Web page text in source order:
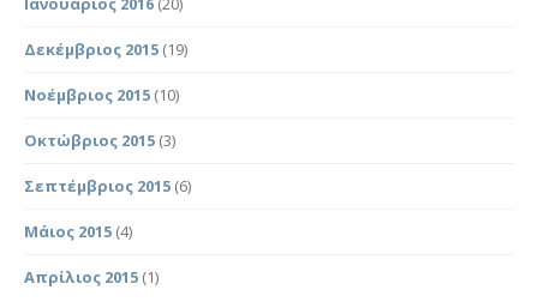
Δεκέμβριος 2015 (19)
Νοέμβριος 2015 (10)
Οκτώβριος 2015 (3)
Σεπτέμβριος 2015 (6)
Μάιος 2015 (4)
Απρίλιος 2015 (1)